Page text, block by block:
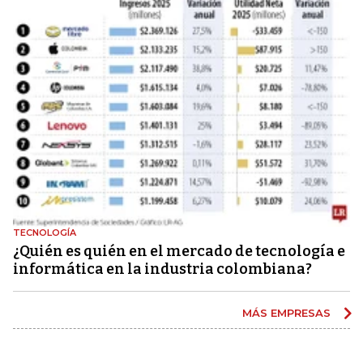
TECNOLOGÍA
¿Quién es quién en el mercado de tecnología e
informática en la industria colombiana?
MÁS EMPRESAS